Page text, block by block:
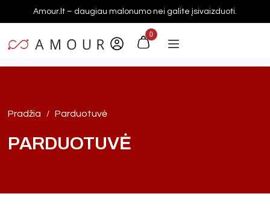
Amour.lt – daugiau malonumo nei galite įsivaizduoti.
0
Pradžia / Parduotuvė
PARDUOTUVĖ